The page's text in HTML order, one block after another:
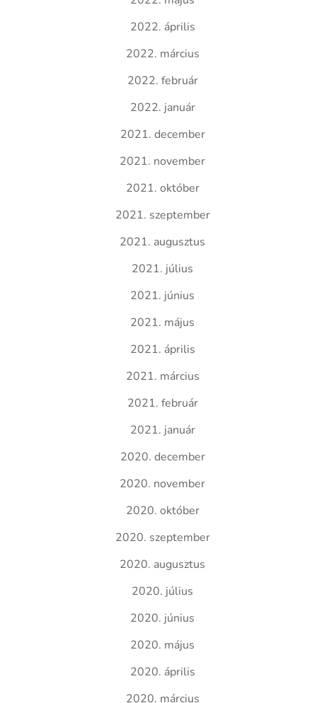
2022. április
2022. március
2022. február
2022. január
2021. december
2021. november
2021. október
2021. szeptember
2021. augusztus
2021. július
2021. június
2021. május
2021. április
2021. március
2021. február
2021. január
2020. december
2020. november
2020. október
2020. szeptember
2020. augusztus
2020. július
2020. június
2020. május
2020. április
2020. március